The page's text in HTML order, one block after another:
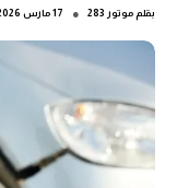
بقلم موتور 283 ● 17 مارس 2026